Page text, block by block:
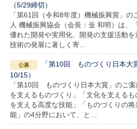
（5/29締切）
「第61回（令和8年度）機械振興賞」
人 機械振興協会（会長：釡 和明）は、
優れた開発や実用化、開発の支援活動
技術の発展に著しく寄…
「第10回 ものづくり日本大
10/15）
「第10回 ものづくり日本大賞」のご
を支えるものづくり」「文化を支える
を支える高度な技能」「ものづくりの
能」の4分野において、と…